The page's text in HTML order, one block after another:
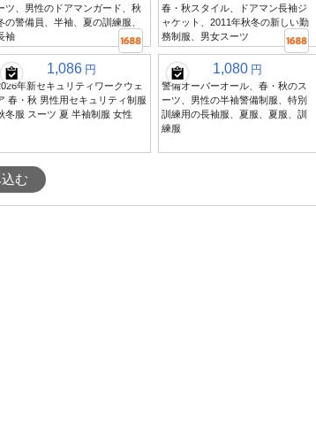
ツ、男性のドアマンガード、秋
の警備員、半袖、夏の訓練服、
袖
春・秋スタイル、ドアマン長袖ジ
ャケット、2011年秋冬の新しい勤
務制服、男女スーツ
1,086 円
年新セキュリティワークウェ
春・秋 男性用セキュリティ制服
冬服 スーツ 夏 半袖制服 女性
1,080 円
警備オーバーオール、春・秋のス
ーツ、男性の半袖警備制服、特別
訓練用の長袖服、夏服、夏服、訓
練服
む